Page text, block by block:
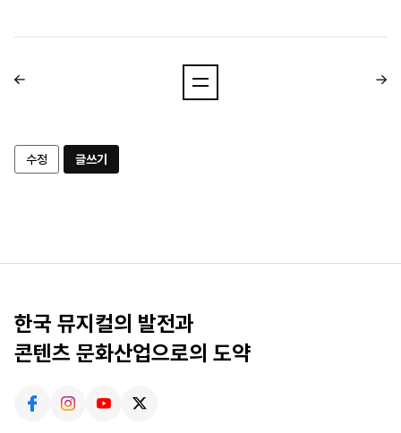
수정 글쓰기
한국 뮤지컬의 발전과
콘텐츠 문화산업으로의 도약